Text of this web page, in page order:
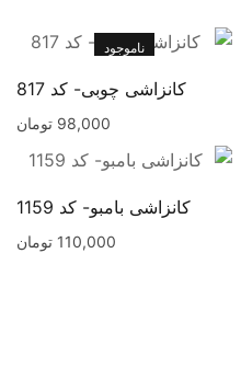
ناموجود
کانزاشی چوبی- کد 817
98,000 تومان
کانزاشی بامبو- کد 1159
110,000 تومان